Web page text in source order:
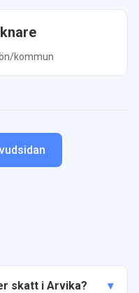
kommun
skatt i Arvika?